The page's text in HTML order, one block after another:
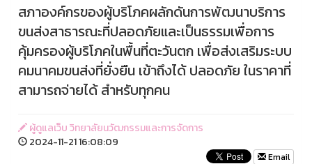
สภาองค์กรของผู้บริโภคผลักดันการพัฒนาบริการ
ขนส่งสาธารณะที่ปลอดภัยและเป็นธรรมเพื่อการ
คุ้มครองผู้บริโภคในพื้นที่ตะวันตก เพื่อส่งเสริมระบบ
คมนาคมขนส่งที่ยั่งยืน เข้าถึงได้ ปลอดภัย ในราคาที่
สามารถจ่ายได้ สำหรับทุกคน
ผู้ดูแลเว็บ วิทยาลัยนวัฒกรรมและการจัดการ
2024-11-21 16:08:09
Email